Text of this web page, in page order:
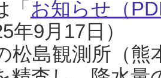
「 お知らせ（
年9月17日）
松島観測所（熊